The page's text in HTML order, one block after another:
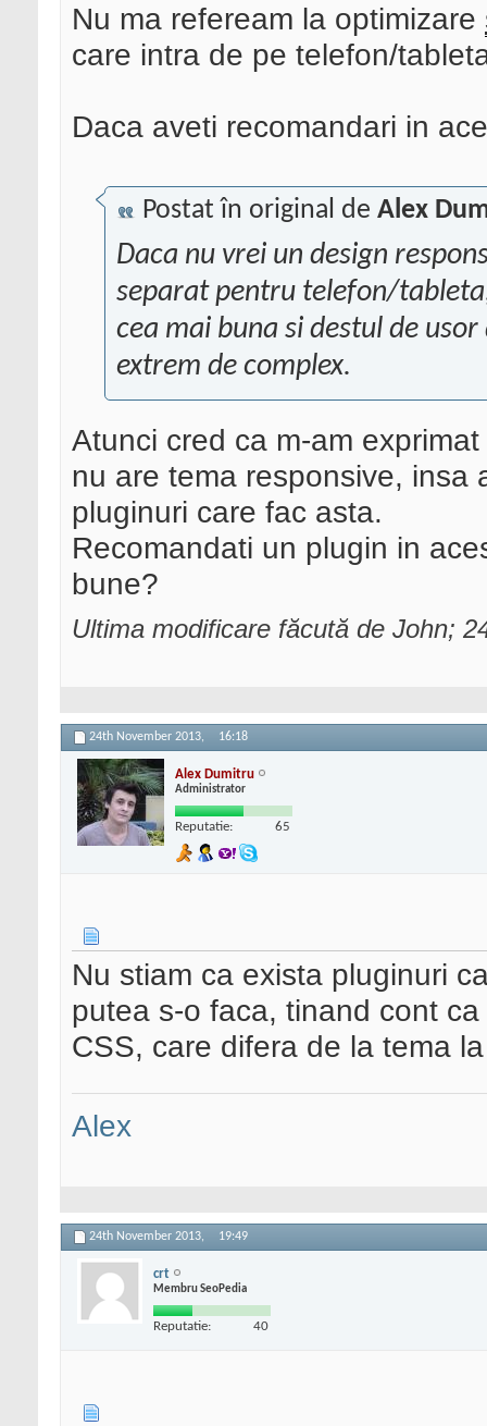
Nu ma refeream la optimizare
care intra de pe telefon/
Daca aveti recomandari in
Postat în original de Alex
Daca nu vrei un design
separat pentru telefon/
cea mai buna si destul de
extrem de complex.
Atunci cred ca m-am
nu are tema responsive, insa
pluginuri care fac asta.
Recomandati un plugin in
bune?
Ultima modificare făcută de John;
24th November 2013, 16:18
Alex Dumitru
Administrator
Reputatie: 65
Nu stiam ca exista pluginuri
putea s-o faca, tinand cont
CSS, care difera de la tema
Alex
24th November 2013, 19:49
crt
Membru SeoPedia
Reputatie: 40